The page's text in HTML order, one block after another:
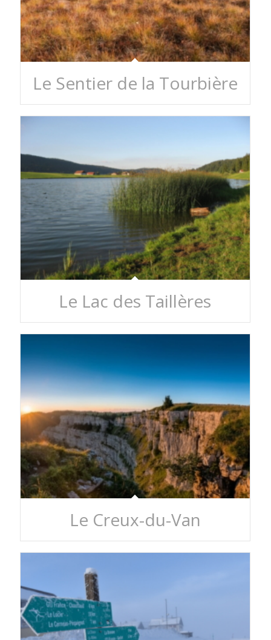
Le Sentier de la Tourbière
Le Lac des Taillères
Le Creux-du-Van